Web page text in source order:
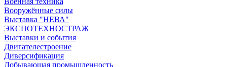
Вооружённые силы
Выставка "НЕВА"
ЭКСПОТЕХНОСТРАЖ
Выставки и события
Двигателестроение
Диверсификация
Добывающая промышленность